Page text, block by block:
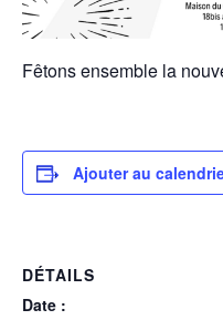
Fêtons ensemble la
Ajouter au
DÉTAILS
Date :